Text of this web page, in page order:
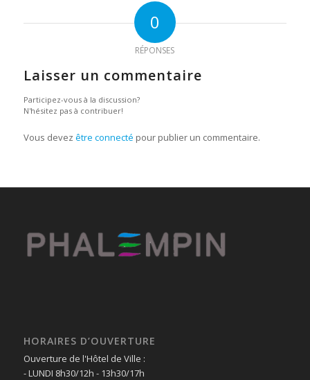
0
RÉPONSES
Laisser un commentaire
Participez-vous à la discussion?
N'hésitez pas à contribuer!
Vous devez être connecté pour publier un commentaire.
HORAIRES D’OUVERTURE
Ouverture de l'Hôtel de Ville :
- LUNDI 8h30/12h - 13h30/17h